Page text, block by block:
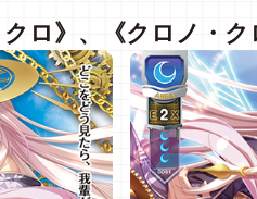
クロ》、《クロノ・